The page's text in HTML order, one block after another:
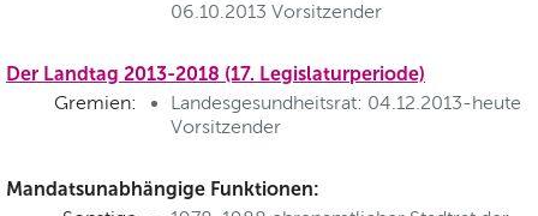
06.10.2013 Vorsitzender
Der Landtag 2013-2018 (17. Legislaturperiode)
Gremien:
Landesgesundheitsrat: 04.12.2013-heute
Vorsitzender
Mandatsunabhängige Funktionen: